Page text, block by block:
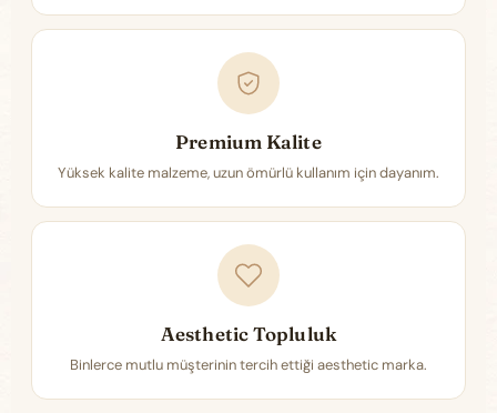
Premium Kalite
Yüksek kalite malzeme, uzun ömürlü kullanım için dayanım.
Aesthetic Topluluk
Binlerce mutlu müşterinin tercih ettiği aesthetic marka.